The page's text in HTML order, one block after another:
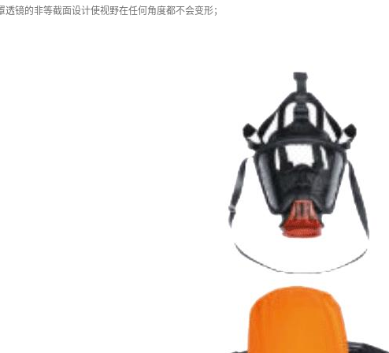
透镜的非等截面设计使视野在任何角度都不会变形；